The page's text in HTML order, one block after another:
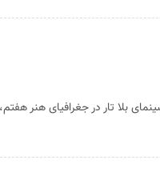
و میراث بلا تار که در ۷۰ سالگی درگذشت سینمای بلا تار در جغرافیای هنر هفتم،